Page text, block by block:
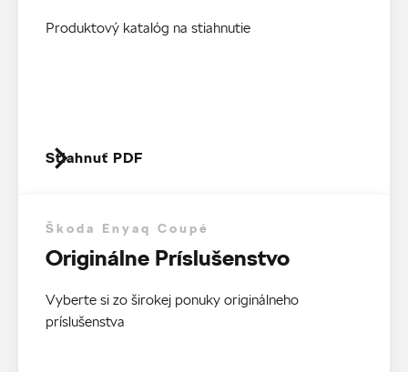
Produktový katalóg na stiahnutie
Stiahnuť PDF
Škoda Enyaq Coupé
Originálne Príslušenstvo
Vyberte si zo širokej ponuky originálneho
príslušenstva